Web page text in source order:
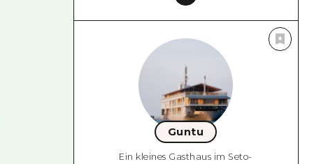
Guntu
Ein kleines Gasthaus im Seto-